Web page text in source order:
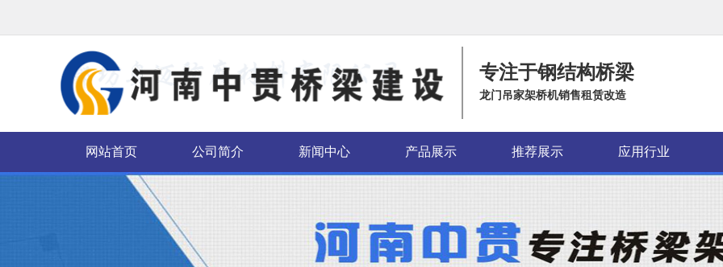
专注于钢结构桥梁
龙门吊家架桥机销售租赁改造
网站首页 公司简介 新闻中心 产品展示 推荐展示 应用行业